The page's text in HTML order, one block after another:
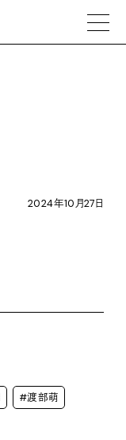
2024年10月27日
#渡部萌